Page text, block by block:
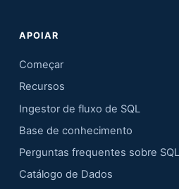
APOIAR
Começar
Recursos
Ingestor de fluxo de SQL
Base de conhecimento
Perguntas frequentes sobre
Catálogo de Dados